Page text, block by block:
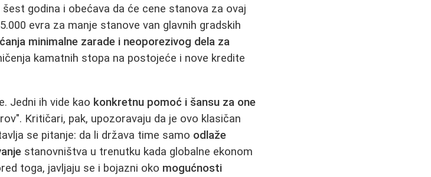
godina i obećava da će cene stanova za ovaj
evra za manje stanove van glavnih gradskih
minimalne zarade i neoporezivog dela za
kamatnih stopa na postojeće i nove kredite
Jedni ih vide kao konkretnu pomoć i šansu za one
Kritičari, pak, upozoravaju da je ovo klasičan
se pitanje: da li država time samo odlaže
stanovništva u trenutku kada globalne ekonom
toga, javljaju se i bojazni oko mogućnosti